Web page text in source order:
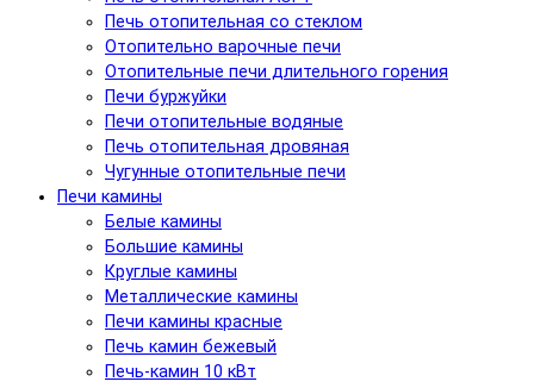
Печь отопительная со стеклом
Отопительно варочные печи
Отопительные печи длительного горения
Печи буржуйки
Печи отопительные водяные
Печь отопительная дровяная
Чугунные отопительные печи
Печи камины
Белые камины
Большие камины
Круглые камины
Металлические камины
Печи камины красные
Печь камин бежевый
Печь-камин 10 кВт